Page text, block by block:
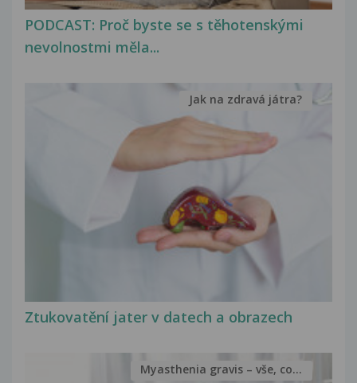
PODCAST: Proč byste se s těhotenskými
nevolnostmi měla...
Ztukovatění jater v datech a obrazech
Jak na zdravá játra?
Myasthenia gravis – vše, co...